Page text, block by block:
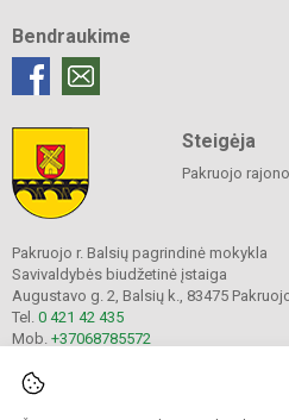
Bendraukime
Steigėja
Pakruojo
Pakruojo r. Balsių pagrindinė mokykla
Savivaldybės biudžetinė įstaiga
Augustavo g. 2, Balsių k., 83475
Tel. 0 421 42 435
Mob. +37068785572
Duomenys kaupiami ir saugomi